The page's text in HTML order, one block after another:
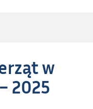
w
2025